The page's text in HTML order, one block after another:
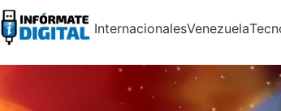
InternacionalesVenezuela